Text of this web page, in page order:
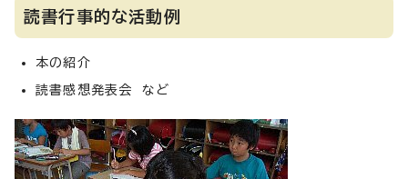
読書行事的な活動例
本の紹介
読書感想発表会 など